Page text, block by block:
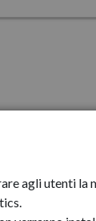
agli utenti